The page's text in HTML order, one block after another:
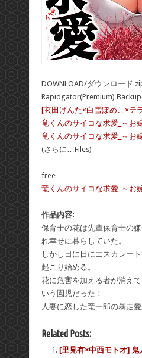
DOWNLOAD/ダウンロード
Rapidgator(Premium)
[玄田げんた×白雪ぽめこ×テ
竜くんのサイコな求愛_～お
竜くんのサイコな求愛_～お
(さらに…Files)
free
竜くんのサイコな求愛_～お
作品内容:
保育士の花は先輩保育士の
れ幸せに暮らしていた。
しかし日に日にエスカレー
起こり始める。
花に危害を加える者が消え
いう園児だった！
人妻に恋した竜一郎の暴走
Related Posts:
[里見有×中西モトオ] 鬼